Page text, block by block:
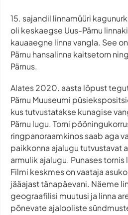
15. sajandil linnamüüri
oli keskaegse Uus-Pärnu
kauaaegne linna vangla. See
Pärnu hansalinna kaitsetorn
Pärnus.
Alates 2020. aasta lõpust
Pärnu Muuseumi
kus tutvustatakse kunagise
Pärnu lugu. Torni
ringpanoraamkinos saab aga
paikkonna ajalugu tutvustavat
armulik ajalugu. Punases
Filmi keskmes on vaataja
jääajast tänapäevani. Näeme
geograafilisi muutusi ja linna
põnevate ajalooliste